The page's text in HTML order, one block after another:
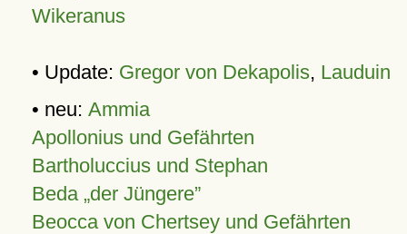
Wikeranus
• Update: Gregor von Dekapolis, Lauduin
• neu: Ammia
Apollonius und Gefährten
Bartholuccius und Stephan
Beda „der Jüngere”
Beocca von Chertsey und Gefährten